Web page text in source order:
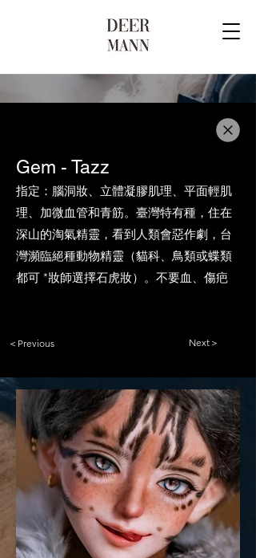
Gem - Tazz
指定：腦洞妝、立體凝膠肌理、平面輕肌
理、加微血管和青筋。臺灣特有種，住在
深山的淘氣精靈，看到人類會惡作劇，台
灣瀕臨絕種動物精靈（貓科、鳥類或蝶類
都可 *妝師選擇石虎妝）。不要血、傷疤
＜Previous Next＞